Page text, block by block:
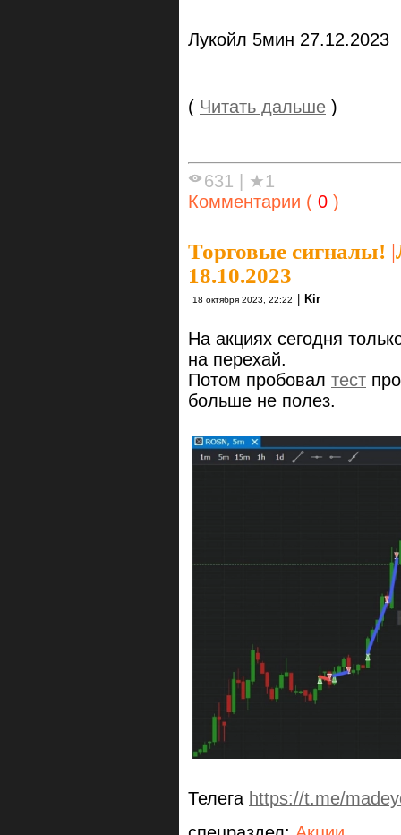
Лукойл 5мин 27.12.2023
( Читать дальше )
631
★1
Комментарии ( 0 )
Торговые сигналы! |
18.10.2023
18 октября 2023, 22:22 Kir
На акциях сегодня
на перехай.
Потом пробовал тест
больше не полез.
Телега https://t.me/